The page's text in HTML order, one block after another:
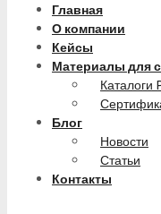
Главная
О компании
Кейсы
Материалы для
Каталоги
Блог
Новости
Статьи
Контакты